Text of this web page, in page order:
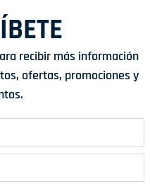
recibir más información
ofertas, promociones y